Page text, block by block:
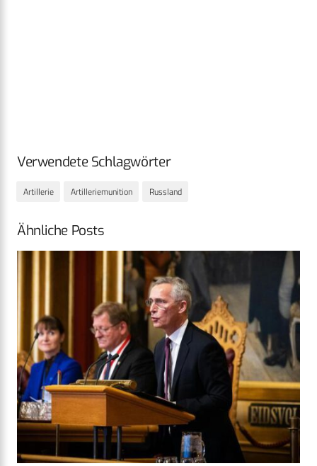
Verwendete Schlagwörter
Artillerie Artilleriemunition Russland
Ähnliche Posts